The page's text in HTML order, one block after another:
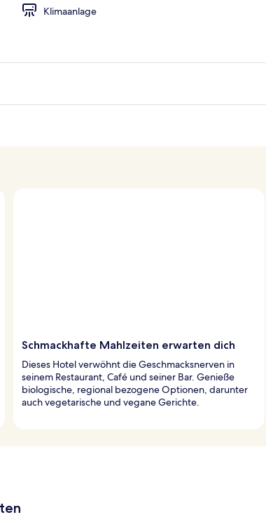
Klimaanlage
Schmackhafte Mahlzeiten erwarten dich
Dieses Hotel verwöhnt die Geschmacksnerven in
seinem Restaurant, Café und seiner Bar. Genieße
biologische, regional bezogene Optionen, darunter
auch vegetarische und vegane Gerichte.